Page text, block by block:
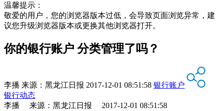
温馨提示：
敬爱的用户，您的浏览器版本过低，会导致页面浏览异常，建
议您升级浏览器版本或更换其他浏览器打开。
你的银行账户 分类管理了吗？
李播 来源： 黑龙江日报 2017-12-01 08:51:58 银行账户
银行动态
李播 来源：黑龙江日报 2017-12-01 08:51:58